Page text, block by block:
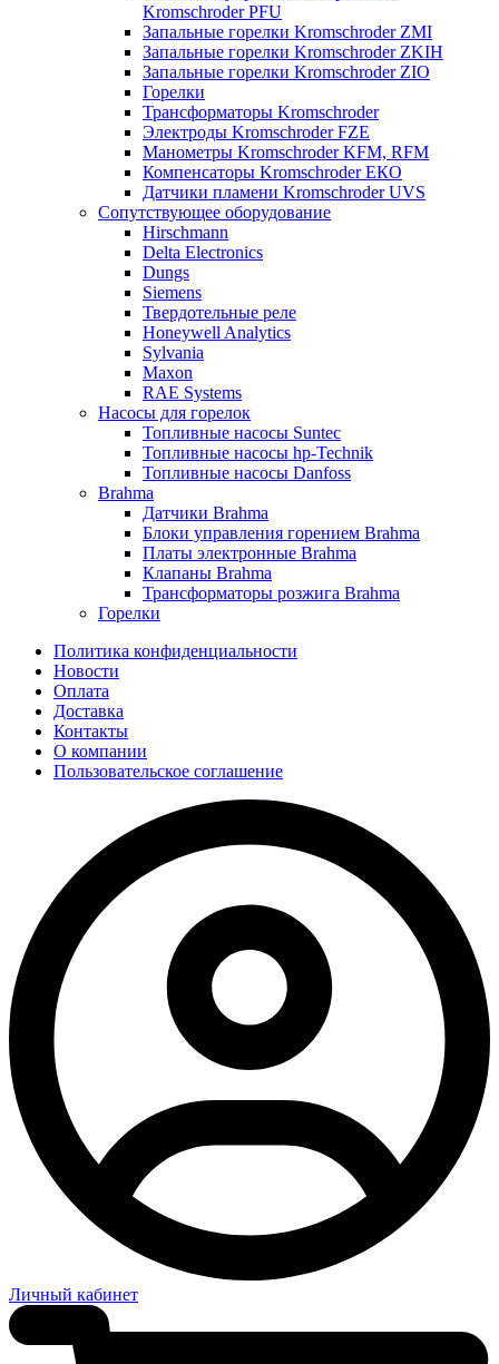
Kromschroder PFU
Запальные горелки Kromschroder ZМI
Запальные горелки Kromschroder ZKIH
Запальные горелки Kromschroder ZIO
Горелки
Трансформаторы Kromschroder
Электроды Kromschroder FZE
Манометры Kromschroder KFM, RFM
Компенсаторы Kromschroder ЕКО
Датчики пламени Kromschroder UVS
Сопутствующее оборудование
Hirschmann
Delta Electronics
Dungs
Siemens
Твердотельные реле
Honeywell Analytics
Sylvania
Maxon
RAE Systems
Насосы для горелок
Топливные насосы Suntec
Топливные насосы hp-Technik
Топливные насосы Danfoss
Brahma
Датчики Brahma
Блоки управления горением Brahma
Платы электронные Brahma
Клапаны Brahma
Трансформаторы розжига Brahma
Горелки
Политика конфиденциальности
Новости
Оплата
Доставка
Контакты
О компании
Пользовательское соглашение
Личный кабинет